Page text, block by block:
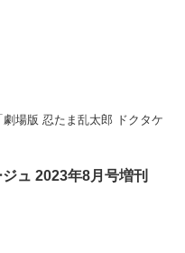
場版 忍たま乱太郎 ドクタケ
ュ 2023年8月号増刊